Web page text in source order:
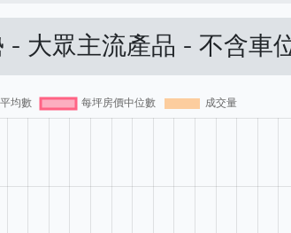
- 大眾主流產品 - 不含車